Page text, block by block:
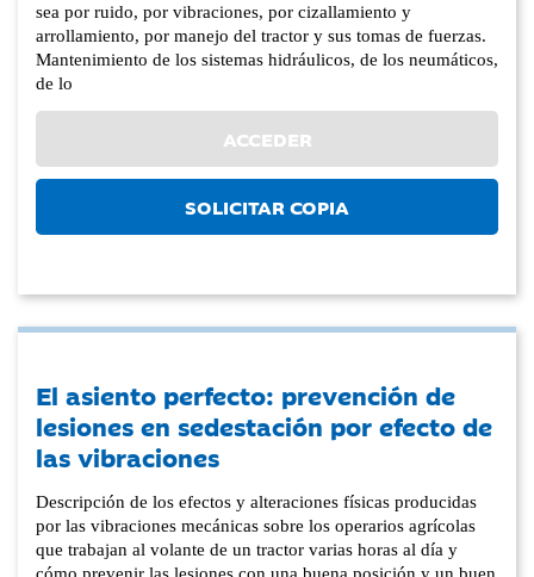
sea por ruido, por vibraciones, por cizallamiento y
arrollamiento, por manejo del tractor y sus tomas de fuerzas.
Mantenimiento de los sistemas hidráulicos, de los neumáticos,
de lo
ACCEDER
SOLICITAR COPIA
El asiento perfecto: prevención de
lesiones en sedestación por efecto de
las vibraciones
Descripción de los efectos y alteraciones físicas producidas
por las vibraciones mecánicas sobre los operarios agrícolas
que trabajan al volante de un tractor varias horas al día y
cómo prevenir las lesiones con una buena posición y un buen